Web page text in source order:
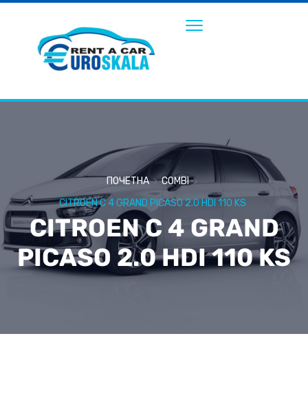
ПОЧЕТНА
COMBI
CITROEN C 4 GRAND PICASO 2.0 HDI 110 KS
CITROEN C 4 GRAND
PICASO 2.0 HDI 110 KS